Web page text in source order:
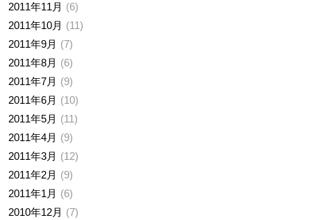
2011年11月
6
2011年10月
11
2011年9月
7
2011年8月
6
2011年7月
9
2011年6月
10
2011年5月
11
2011年4月
9
2011年3月
12
2011年2月
9
2011年1月
6
2010年12月
7